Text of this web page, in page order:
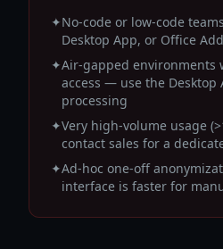
✦No-code or low-code
Desktop App, or Office
✦Air-gapped environments
access — use the
processing
✦Very high-volume usage
contact sales for a
✦Ad-hoc one-off
interface is faster for